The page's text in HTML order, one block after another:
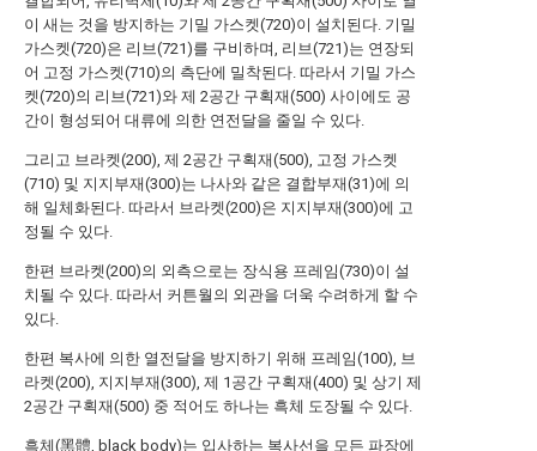
이 새는 것을 방지하는 기밀 가스켓(720)이 설치된다. 기밀
가스켓(720)은 리브(721)를 구비하며, 리브(721)는 연장되
어 고정 가스켓(710)의 측단에 밀착된다. 따라서 기밀 가스
켓(720)의 리브(721)와 제 2공간 구획재(500) 사이에도 공
간이 형성되어 대류에 의한 연전달을 줄일 수 있다.
그리고 브라켓(200), 제 2공간 구획재(500), 고정 가스켓
(710) 및 지지부재(300)는 나사와 같은 결합부재(31)에 의
해 일체화된다. 따라서 브라켓(200)은 지지부재(300)에 고
정될 수 있다.
한편 브라켓(200)의 외측으로는 장식용 프레임(730)이 설
치될 수 있다. 따라서 커튼월의 외관을 더욱 수려하게 할 수
있다.
한편 복사에 의한 열전달을 방지하기 위해 프레임(100), 브
라켓(200), 지지부재(300), 제 1공간 구획재(400) 및 상기 제
2공간 구획재(500) 중 적어도 하나는 흑체 도장될 수 있다.
흑체(黑體, black body)는 입사하는 복사선을 모든 파장에